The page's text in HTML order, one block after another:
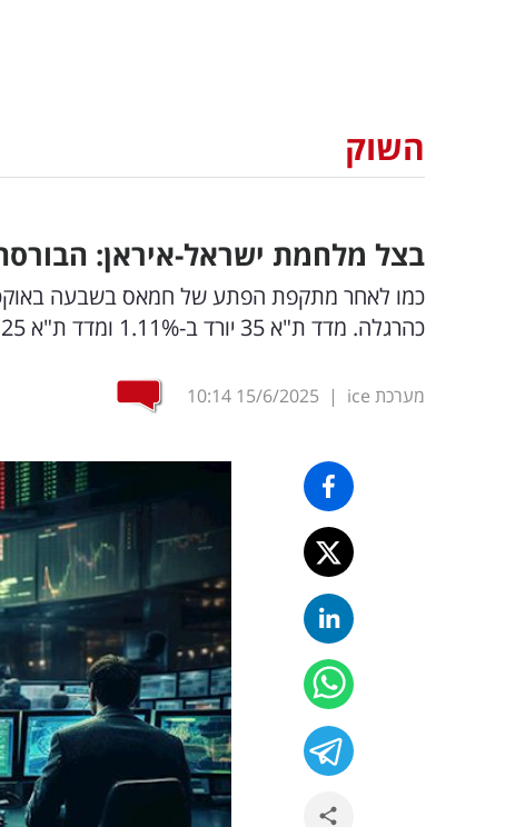
השוק
בצל מלחמת ישראל-איראן:
כמו לאחר מתקפת הפתע של חמאס בשבעה
כהרגלה. מדד ת"א 35 יורד ב-1.11% ומדד ת"א 125 יורד ב-1.23%
מערכת ice |
15/6/2025
10:14